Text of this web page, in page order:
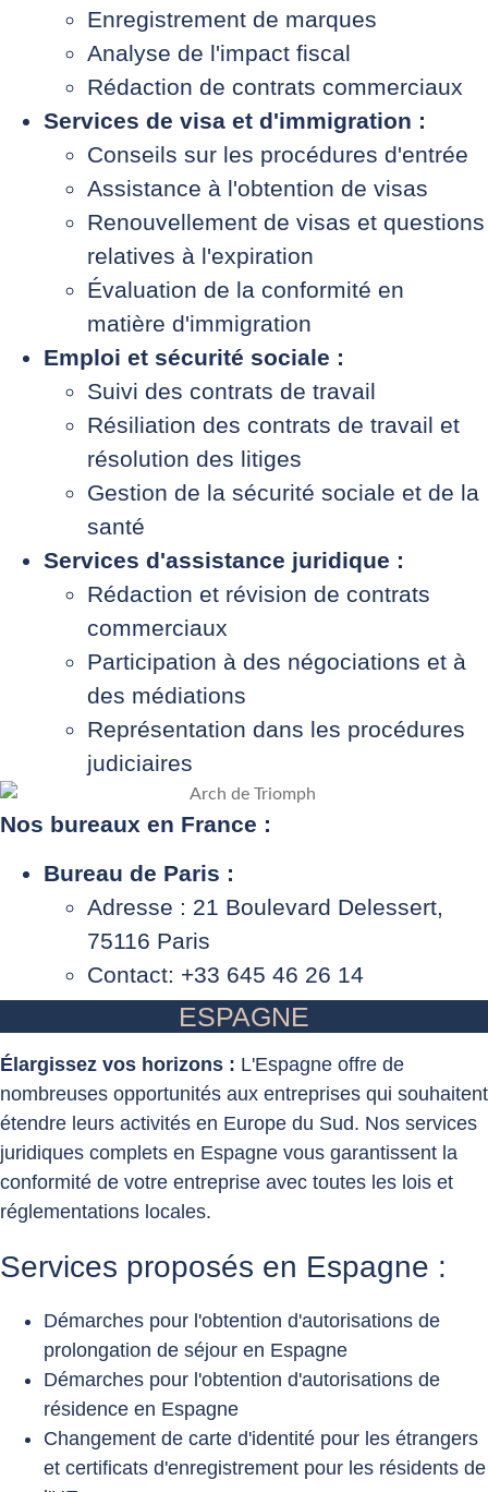
Enregistrement de marques
Analyse de l'impact fiscal
Rédaction de contrats commerciaux
Services de visa et d'immigration :
Conseils sur les procédures d'entrée
Assistance à l'obtention de visas
Renouvellement de visas et questions
relatives à l'expiration
Évaluation de la conformité en
matière d'immigration
Emploi et sécurité sociale :
Suivi des contrats de travail
Résiliation des contrats de travail et
résolution des litiges
Gestion de la sécurité sociale et de la
santé
Services d'assistance juridique :
Rédaction et révision de contrats
commerciaux
Participation à des négociations et à
des médiations
Représentation dans les procédures
judiciaires
Nos bureaux en France :
Bureau de Paris :
Adresse : 21 Boulevard Delessert,
75116 Paris
Contact: +33 645 46 26 14
ESPAGNE
Élargissez vos horizons : L'Espagne offre de
nombreuses opportunités aux entreprises qui souhaitent
étendre leurs activités en Europe du Sud. Nos services
juridiques complets en Espagne vous garantissent la
conformité de votre entreprise avec toutes les lois et
réglementations locales.
Services proposés en Espagne :
Démarches pour l'obtention d'autorisations de
prolongation de séjour en Espagne
Démarches pour l'obtention d'autorisations de
résidence en Espagne
Changement de carte d'identité pour les étrangers
et certificats d'enregistrement pour les résidents de